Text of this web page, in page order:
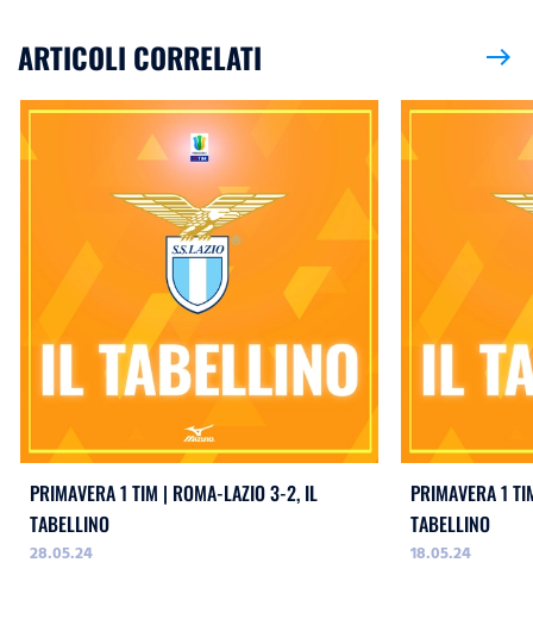
ARTICOLI CORRELATI east
PRIMAVERA 1 TIM | ROMA-LAZIO 3-2, IL
TABELLINO
28.05.24
PRIMAVERA 1
TABELLINO
18.05.24